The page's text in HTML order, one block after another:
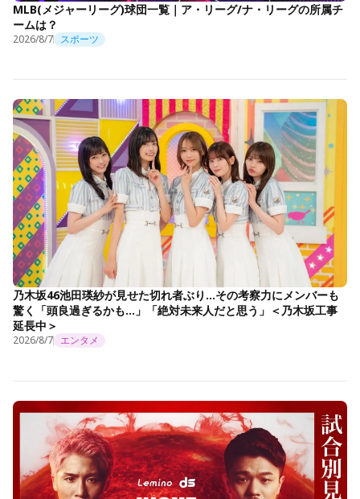
MLB(メジャーリーグ)球団一覧｜ア・リーグ/ナ・リーグの所属チ
ームは？
2026/8/7 スポーツ
乃木坂46池田瑛紗が見せた切れ者ぶり…その考察力にメンバーも
驚く「頭良過ぎるかも…」「絶対未来人だと思う」＜乃木坂工事
延長中＞
2026/8/7 エンタメ